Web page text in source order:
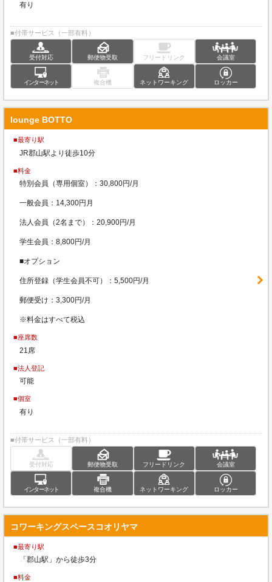
有り
■付帯サービス（一部有料）
受付対応 郵便物受取 フリードリンク 会議室
インターネット 複合機 ネットワーキング ロッカー
lounge BOTTO
■最寄り駅
JR郡山駅より徒歩10分
■料金
特別会員（専用個室）：30,800円/月
一般会員：14,300円月
法人会員（2名まで）：20,900円/月
学生会員：8,800円/月
■オプション
住所登録（学生会員不可）：5,500円/月
郵便受け：3,300円/月
※料金はすべて税込
■座席数
21席
■法人登記
可能
■個室
有り
■付帯サービス（一部有料）
受付対応 郵便物受取 フリードリンク 会議室
インターネット 複合機 ネットワーキング ロッカー
コワーキングスペースコオリヤマ
■最寄り駅
「郡山駅」から徒歩3分
■料金